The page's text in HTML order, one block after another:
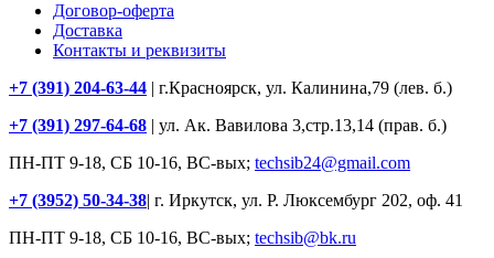
Договор-оферта
Доставка
Контакты и реквизиты
+7 (391) 204-63-44 | г.Красноярск, ул. Калинина,79 (лев. б.)
+7 (391) 297-64-68 | ул. Ак. Вавилова 3,стр.13,14 (прав. б.)
ПН-ПТ 9-18, СБ 10-16, ВС-вых; techsib24@gmail.com
+7 (3952) 50-34-38| г. Иркутск, ул. Р. Люксембург 202, оф. 41
ПН-ПТ 9-18, СБ 10-16, ВС-вых; techsib@bk.ru